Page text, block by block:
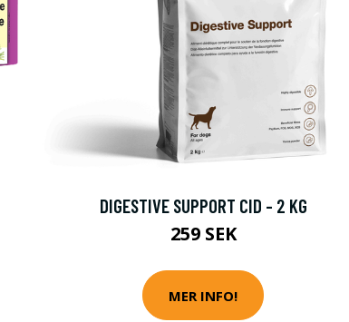
DIGESTIVE SUPPORT CID - 2 KG
259 SEK
MER INFO!